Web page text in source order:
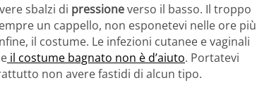
sbalzi di pressioneverso il basso. Il troppo
un cappello, non esponetevi nelle ore più
il costume. Le infezioni cutanee e vaginali
il costume bagnato non è d’aiuto. Portatevi
non avere fastidi di alcun tipo.